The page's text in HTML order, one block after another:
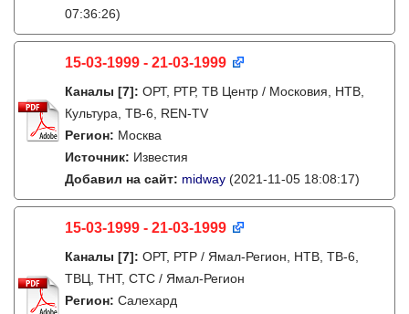
07:36:26)
15-03-1999 - 21-03-1999
Каналы [7]: ОРТ, РТР, ТВ Центр / Московия, НТВ,
Культура, ТВ-6, REN-TV
Регион: Москва
Источник: Известия
Добавил на сайт: midway (2021-11-05 18:08:17)
15-03-1999 - 21-03-1999
Каналы [7]: ОРТ, РТР / Ямал-Регион, НТВ, ТВ-6,
ТВЦ, ТНТ, СТС / Ямал-Регион
Регион: Салехард